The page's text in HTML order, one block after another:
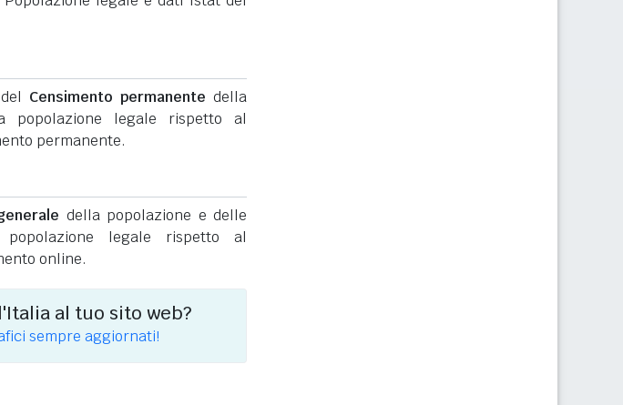
Censimento permanente della
popolazione legale rispetto al
permanente.
della popolazione e delle
legale rispetto al
online.
al tuo sito web?
sempre aggiornati!